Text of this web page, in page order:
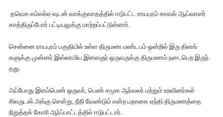
தவெக எம்​எல்​ஏ-வுடன் வாக்​கு​வாதத்​தில் ஈடு​பட்ட ராயபுரம் காவல் ஆய்​வாளர்
காத்​திருப்​போர் பட்​டியலுக்கு மாற்​றப்​பட்​டுள்​ளார்.
சென்னை ராயபுரம் பகு​தி​யில் உள்ள திருமண மண்​டபம் ஒன்​றில் இரு தினங்​
களுக்கு முன்​னர் இஸ்​லாமிய இளைஞர் ஒரு​வருக்கு திரு​மணம் நடை​பெற இருந்​
தது.
அப்​போது இளம்​பெண் ஒரு​வர், பெண் சமூக ஆர்​வலர் மற்​றும் உறவினர்​கள்
சிலருடன் அங்கு சென்​று, நீதி வேண்​டும் என்ற பதாகை ஏந்தி திரு​மணத்தை
நிறுத்​தக் கோரி ஆர்ப்​பாட்​டத்​தில் ஈடு​பட்​டார்.